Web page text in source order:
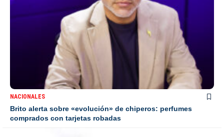
NACIONALES
Brito alerta sobre «evolución» de chiperos: perfumes
comprados con tarjetas robadas